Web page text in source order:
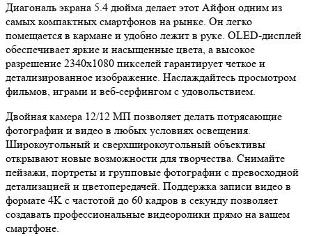
Диагональ экрана 5.4 дюйма делает этот Айфон одним из
самых компактных смартфонов на рынке. Он легко
помещается в кармане и удобно лежит в руке. OLED-дисплей
обеспечивает яркие и насыщенные цвета, а высокое
разрешение 2340x1080 пикселей гарантирует четкое и
детализированное изображение. Наслаждайтесь просмотром
фильмов, играми и веб-серфингом с удовольствием.
Двойная камера 12/12 МП позволяет делать потрясающие
фотографии и видео в любых условиях освещения.
Широкоугольный и сверхширокоугольный объективы
открывают новые возможности для творчества. Снимайте
пейзажи, портреты и групповые фотографии с превосходной
детализацией и цветопередачей. Поддержка записи видео в
формате 4K с частотой до 60 кадров в секунду позволяет
создавать профессиональные видеоролики прямо на вашем
смартфоне.